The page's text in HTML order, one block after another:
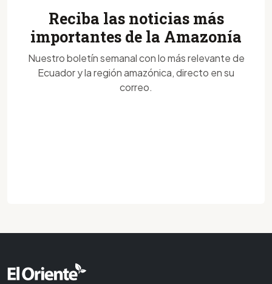
Reciba las noticias más
importantes de la Amazonía
Nuestro boletín semanal con lo más relevante de
Ecuador y la región amazónica, directo en su
correo.